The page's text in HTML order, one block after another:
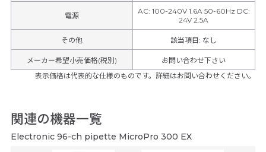
電源
AC: 100-240V 1.6A 50-60Hz DC:
24V 2.5A
その他 該当項目: なし
メーカー希望小売価格(税別)
お問い合わせ下さい
表示価格は代表的な仕様のものです。詳細はお問い合わせください。
関連の機器一覧
Electronic 96-ch pipette MicroPro 300 EX